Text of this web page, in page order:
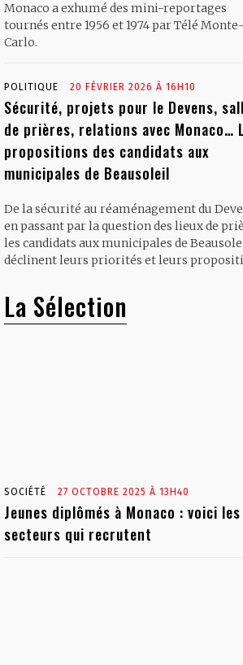
Monaco a exhumé des mini-reportages
tournés entre 1956 et 1974 par Télé Monte-
Carlo.
POLITIQUE 20 FÉVRIER 2026 À 16H10
Sécurité, projets pour le Devens,
de prières, relations avec Monaco…
propositions des candidats aux
municipales de Beausoleil
De la sécurité au réaménagement du
en passant par la question des lieux de
les candidats aux municipales de
déclinent leurs priorités et leurs
La Sélection
SOCIÉTÉ 27 OCTOBRE 2025 À 13H40
Jeunes diplômés à Monaco : voici les
secteurs qui recrutent